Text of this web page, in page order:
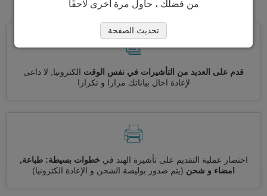
قدم على العديد من التأشيرات في نفس الوقت الكترونيا, لا داعى
لإعادة اخال بياناتك مرارا و تكرارا
اختصار عملية التقديم على تأشيرة الهند في خطوات بسيطة: طباعة,
امضاء و شحن (يتم صدور بوليصة الشحن و الإعادة الكترونيا)
من فضلك ، حاول مرة أخرى لاحقًا
تحديث الصفحة